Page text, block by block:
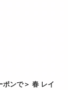
】【atp203-30
荷予定順次発
ポンで＞ 春 レイ